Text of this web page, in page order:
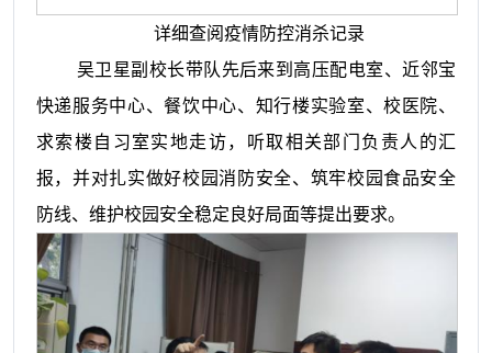
详细查阅疫情防控消杀记录
吴卫星副校长带队先后来到高压配电室、近邻宝
快递服务中心、餐饮中心、知行楼实验室、校医院、
求索楼自习室实地走访，听取相关部门负责人的汇
报，并对扎实做好校园消防安全、筑牢校园食品安全
防线、维护校园安全稳定良好局面等提出要求。